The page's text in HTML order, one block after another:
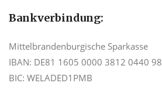
Bankverbindung:
Mittelbrandenburgische Sparkasse
IBAN: DE81 1605 0000 3812 0440 98
BIC: WELADED1PMB